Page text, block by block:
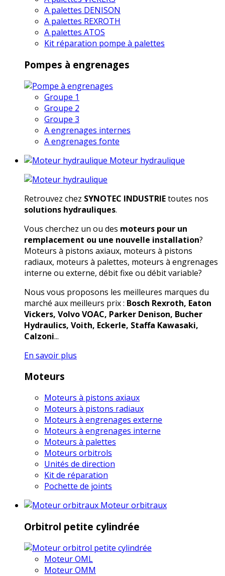
A palettes DENISON
A palettes REXROTH
A palettes ATOS
Kit réparation pompe à palettes
Pompes à engrenages
Groupe 1
Groupe 2
Groupe 3
A engrenages internes
A engrenages fonte
Moteur hydraulique
Retrouvez chez SYNOTEC INDUSTRIEtoutes nos
solutions hydrauliques.
Vous cherchez un ou des moteurs pour un
remplacement ou une nouvelle installation?
Moteurs à pistons axiaux, moteurs à pistons
radiaux, moteurs à palettes, moteurs à engrenages
interne ou externe, débit fixe ou débit variable?
Nous vous proposons les meilleures marques du
marché aux meilleurs prix : Bosch Rexroth, Eaton
Vickers, Volvo VOAC, Parker Denison, Bucher
Hydraulics, Voith, Eckerle, Staffa Kawasaki,
Calzoni...
En savoir plus
Moteurs
Moteurs à pistons axiaux
Moteurs à pistons radiaux
Moteurs à engrenages externe
Moteurs à engrenages interne
Moteurs à palettes
Moteurs orbitrols
Unités de direction
Kit de réparation
Pochette de joints
Moteur orbitraux
Orbitrol petite cylindrée
Moteur OML
Moteur OMM